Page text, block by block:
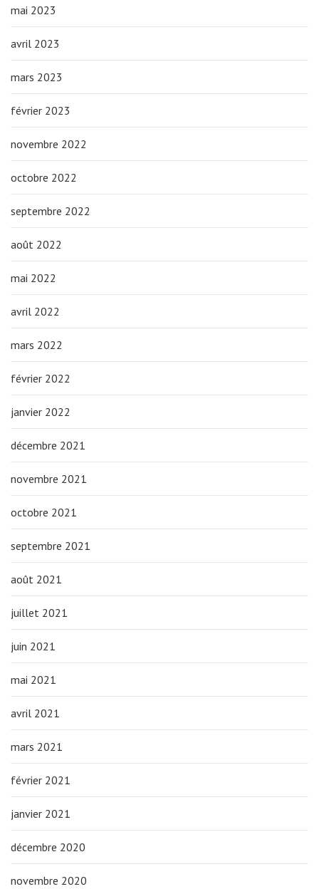
mai 2023
avril 2023
mars 2023
février 2023
novembre 2022
octobre 2022
septembre 2022
août 2022
mai 2022
avril 2022
mars 2022
février 2022
janvier 2022
décembre 2021
novembre 2021
octobre 2021
septembre 2021
août 2021
juillet 2021
juin 2021
mai 2021
avril 2021
mars 2021
février 2021
janvier 2021
décembre 2020
novembre 2020